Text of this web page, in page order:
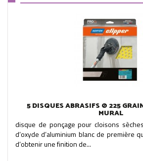
5 DISQUES ABRASIFS Ø 225
MURAL
disque de ponçage pour cloisons
d’oxyde d’aluminium blanc de première
d’obtenir une finition de...